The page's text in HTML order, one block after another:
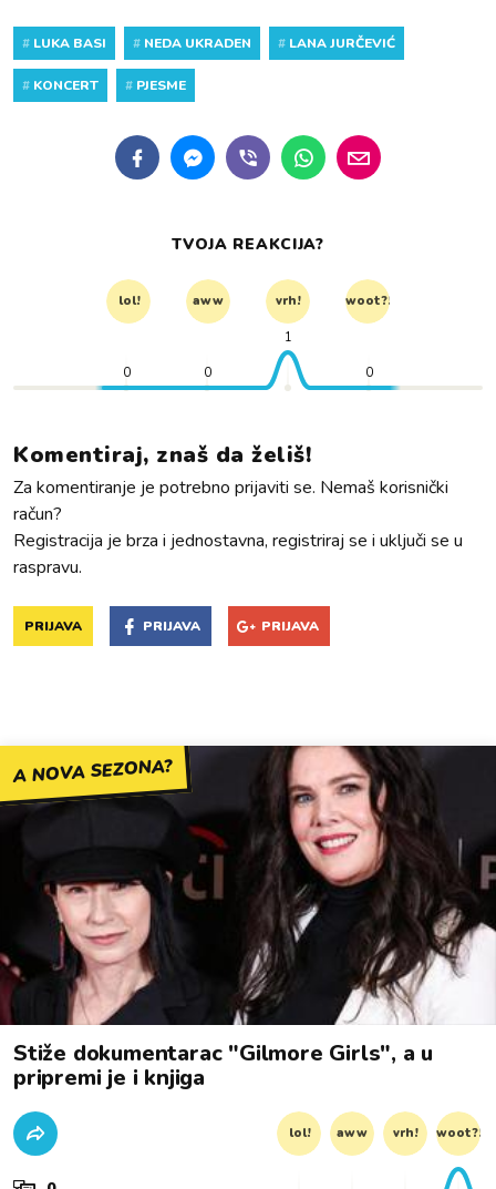
# LUKA BASI # NEDA UKRADEN # LANA JURČEVIĆ
# KONCERT # PJESME
TVOJA REAKCIJA?
lol! aww vrh! woot?!
0 0
1
0
Komentiraj, znaš da želiš!
Za komentiranje je potrebno prijaviti se. Nemaš korisnički
račun?
Registracija je brza i jednostavna, registriraj se i uključi se u
raspravu.
PRIJAVA PRIJAVA PRIJAVA
A NOVA SEZONA?
Stiže dokumentarac "Gilmore Girls", a u
pripremi je i knjiga
lol! aww vrh! woot?!